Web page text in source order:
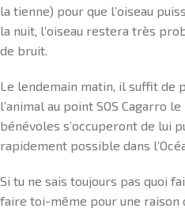
la tienne) pour que l’oiseau
la nuit, l’oiseau restera très
de bruit.
Le lendemain matin, il suffit de
l’animal au point SOS Cagarro
bénévoles s’occuperont de lui
rapidement possible dans
Si tu ne sais toujours pas quoi
faire toi-même pour une raison